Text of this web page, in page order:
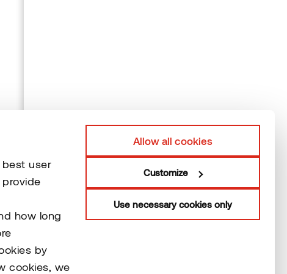
user
how long
by
cookies, we
Allow all cookies
Customize
Use necessary cookies only